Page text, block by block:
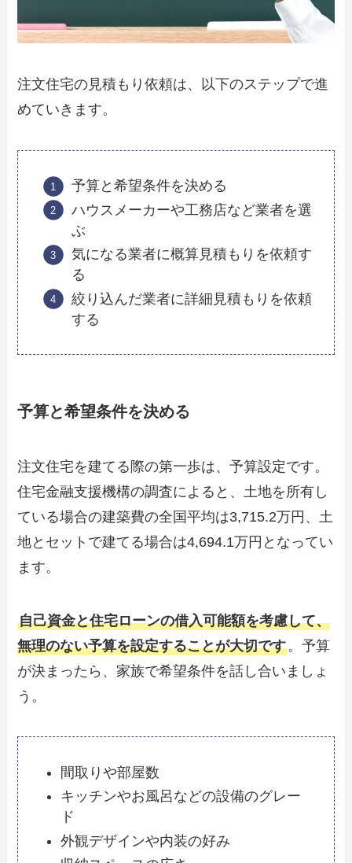
注文住宅の見積もり依頼は、以下のステップで進
めていきます。
予算と希望条件を決める
ハウスメーカーや工務店など業者を選
ぶ
気になる業者に概算見積もりを依頼す
る
絞り込んだ業者に詳細見積もりを依頼
する
予算と希望条件を決める
注文住宅を建てる際の第一歩は、予算設定です。
住宅金融支援機構の調査によると、土地を所有し
ている場合の建築費の全国平均は3,715.2万円、土
地とセットで建てる場合は4,694.1万円となってい
ます。
自己資金と住宅ローンの借入可能額を考慮して、
無理のない予算を設定することが大切です。予算
が決まったら、家族で希望条件を話し合いましょ
う。
間取りや部屋数
キッチンやお風呂などの設備のグレー
ド
外観デザインや内装の好み